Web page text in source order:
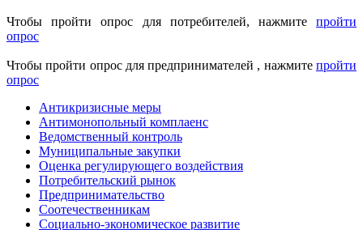
Чтобы пройти опрос для потребителей, нажмите пройти
опрос
Чтобы пройти опрос для предпринимателей , нажмите пройти
опрос
Антикризисные меры
Антимонопольный комплаенс
Ведомственный контроль
Муниципальные закупки
Оценка регулирующего воздействия
Потребительский рынок
Предпринимательство
Соотечественникам
Социально-экономическое развитие